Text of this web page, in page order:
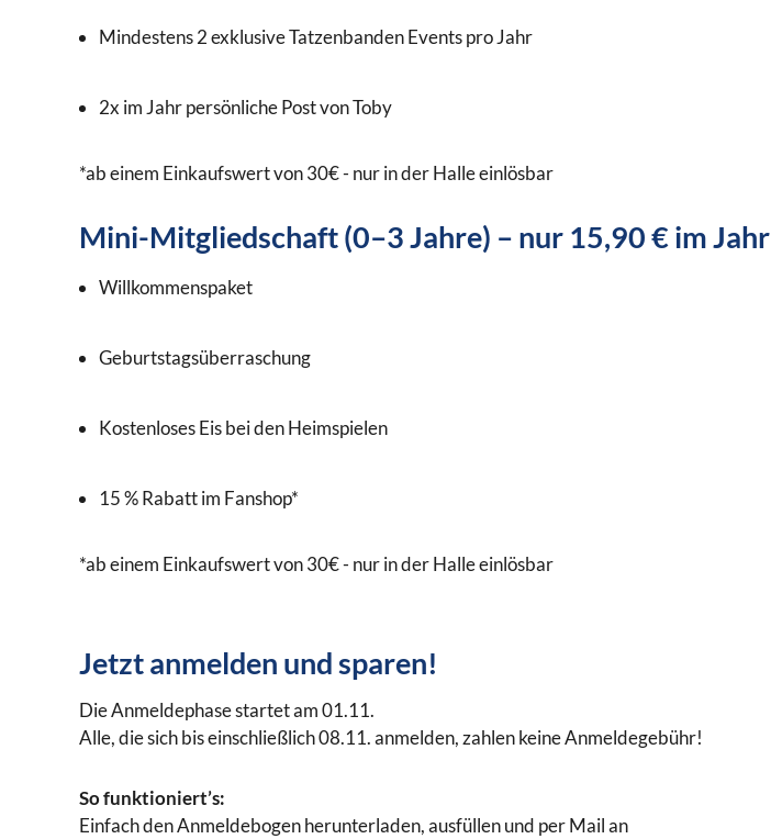
Mindestens 2 exklusive Tatzenbanden Events pro Jahr
2x im Jahr persönliche Post von Toby
*ab einem Einkaufswert von 30€ - nur in der Halle einlösbar
Mini-Mitgliedschaft (0–3 Jahre) – nur 15,90 € im Jahr
Willkommenspaket
Geburtstagsüberraschung
Kostenloses Eis bei den Heimspielen
15 % Rabatt im Fanshop*
*ab einem Einkaufswert von 30€ - nur in der Halle einlösbar
Jetzt anmelden und sparen!
Die Anmeldephase startet am 01.11.
Alle, die sich bis einschließlich 08.11. anmelden, zahlen keine Anmeldegebühr!
So funktioniert’s:
Einfach den Anmeldebogen herunterladen, ausfüllen und per Mail an